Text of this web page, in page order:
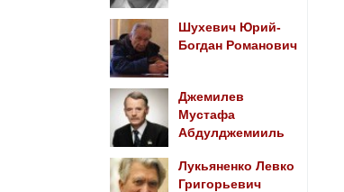
Шухевич Юрий-
Богдан Романович
Джемилев
Мустафа
Абдулджемииль
Лукьяненко Левко
Григорьевич